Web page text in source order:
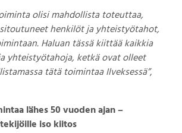
olisi mahdollista toteuttaa,
henkilöt ja yhteistyötahot,
Haluan tässä kiittää kaikkia
yhteistyötahoja, ketkä ovat olleet
tätä toimintaa Ilveksessä”,
lähes 50 vuoden ajan –
iso kiitos